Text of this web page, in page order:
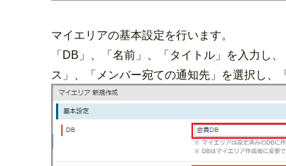
マイエリアの基本設定を行います。
「DB」、「名前」、「タイトル」を入力し
ス」、「メンバー宛ての通知先」を選択し、